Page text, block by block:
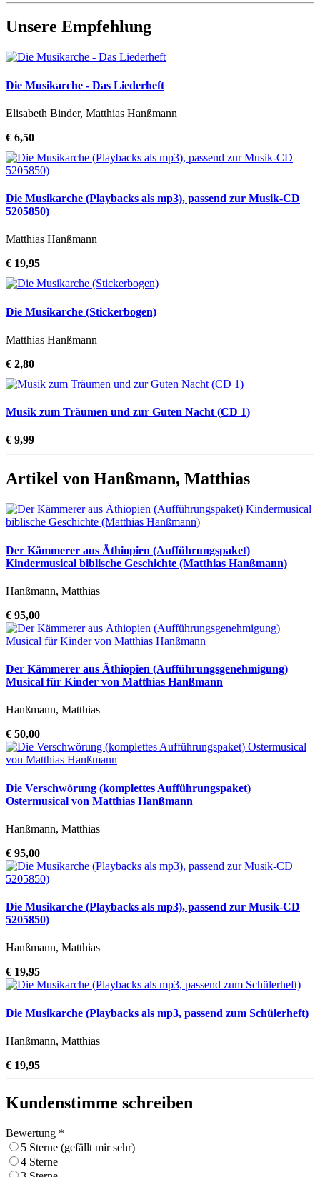
Unsere Empfehlung
Die Musikarche - Das Liederheft
Elisabeth Binder, Matthias Hanßmann
€ 6,50
Die Musikarche (Playbacks als mp3), passend zur Musik-CD
5205850)
Matthias Hanßmann
€ 19,95
Die Musikarche (Stickerbogen)
Matthias Hanßmann
€ 2,80
Musik zum Träumen und zur Guten Nacht (CD 1)
€ 9,99
Artikel von Hanßmann, Matthias
Der Kämmerer aus Äthiopien (Aufführungspaket)
Kindermusical biblische Geschichte (Matthias Hanßmann)
Hanßmann, Matthias
€ 95,00
Der Kämmerer aus Äthiopien (Aufführungsgenehmigung)
Musical für Kinder von Matthias Hanßmann
Hanßmann, Matthias
€ 50,00
Die Verschwörung (komplettes Aufführungspaket)
Ostermusical von Matthias Hanßmann
Hanßmann, Matthias
€ 95,00
Die Musikarche (Playbacks als mp3), passend zur Musik-CD
5205850)
Hanßmann, Matthias
€ 19,95
Die Musikarche (Playbacks als mp3, passend zum Schülerheft)
Hanßmann, Matthias
€ 19,95
Kundenstimme schreiben
Bewertung *
5 Sterne (gefällt mir sehr)
4 Sterne